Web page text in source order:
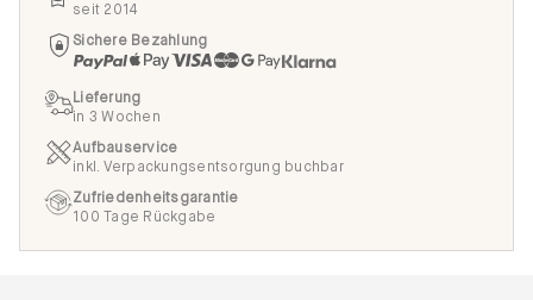
seit 2014
Sichere Bezahlung
Lieferung
in 3 Wochen
Aufbauservice
inkl. Verpackungsentsorgung buchbar
Zufriedenheitsgarantie
100 Tage Rückgabe